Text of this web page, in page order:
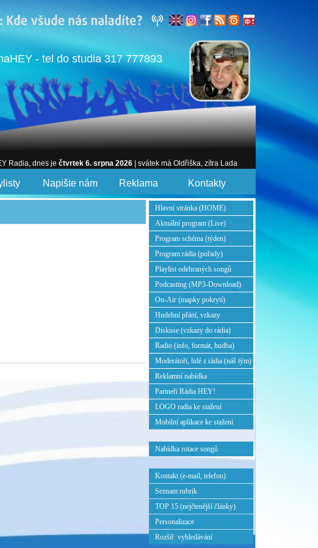
- tel do studia 317 777893
Radia, dnes je čtvrtek 6. srpna 2026 | svátek má Oldřiška, zítra Lada
Napište nám Reklama Kontakty
Hlavní stránka (HOME)
Aktuální program (Live)
Program schéma (týden)
Program rádia (pořady)
Playlist odehraných songů
Podcasting (MP3-Download)
On-Air (mapky pokrytí)
Hudební přání, vzkazy
Diskuse (vzkazy do rádia)
Radio (info, formát, hudba)
Moderátoři, lidé z rádia (náš tým)
Reklamní nabídka
Partneři Rádia HEY!
LOGO radia ke stažení
Mobilní aplikace ke stažení
Nabídka rotace songů
Kontakt (e-mail, telefon)
Seznam rubrik
TOP 15 (nejčtenější články)
Personalizace
Rozšíř. vyhledávání